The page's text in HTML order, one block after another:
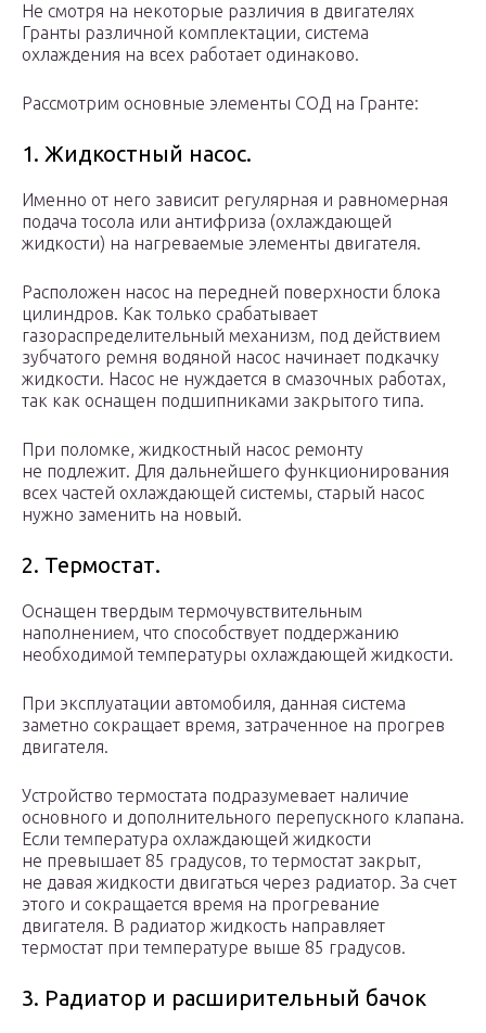
Не смотря на некоторые различия в двигателях
Гранты различной комплектации, система
охлаждения на всех работает одинаково.
Рассмотрим основные элементы СОД на Гранте:
1. Жидкостный насос.
Именно от него зависит регулярная и равномерная
подача тосола или антифриза (охлаждающей
жидкости) на нагреваемые элементы двигателя.
Расположен насос на передней поверхности блока
цилиндров. Как только срабатывает
газораспределительный механизм, под действием
зубчатого ремня водяной насос начинает подкачку
жидкости. Насос не нуждается в смазочных работах,
так как оснащен подшипниками закрытого типа.
При поломке, жидкостный насос ремонту
не подлежит. Для дальнейшего функционирования
всех частей охлаждающей системы, старый насос
нужно заменить на новый.
2. Термостат.
Оснащен твердым термочувствительным
наполнением, что способствует поддержанию
необходимой температуры охлаждающей жидкости.
При эксплуатации автомобиля, данная система
заметно сокращает время, затраченное на прогрев
двигателя.
Устройство термостата подразумевает наличие
основного и дополнительного перепускного клапана.
Если температура охлаждающей жидкости
не превышает 85 градусов, то термостат закрыт,
не давая жидкости двигаться через радиатор. За счет
этого и сокращается время на прогревание
двигателя. В радиатор жидкость направляет
термостат при температуре выше 85 градусов.
3. Радиатор и расширительный бачок